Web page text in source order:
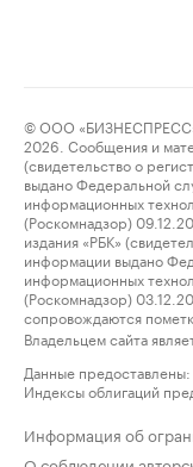
© ООО
2026. Сообщения и
(свидетельство о
выдано Федеральной
информационных
(Роскомнадзор)
издания «РБК»
информации выдано
информационных
(Роскомнадзор)
сопровождаются
Владельцем сайта
Данные предоставлены:
Индексы облигаций
Информация об